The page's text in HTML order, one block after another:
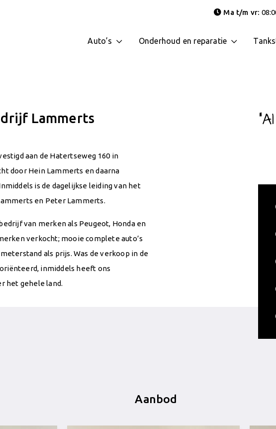
Ma t/m vr:
Auto’s Onderhoud en reparatie
Lammerts
aan de Hatertseweg 160 in
door Hein Lammerts en daarna
is de dagelijkse leiding van het
en Peter Lammerts.
van merken als Peugeot, Honda en
verkocht; mooie complete auto’s
als prijs. Was de verkoop in de
inmiddels heeft ons
het gehele land.
Aanbod